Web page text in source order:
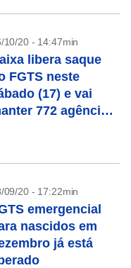
10/20 - 14:47min
libera saque
FGTS neste
(17) e vai
772 agências
09/20 - 17:22min
emergencial
nascidos em
já está